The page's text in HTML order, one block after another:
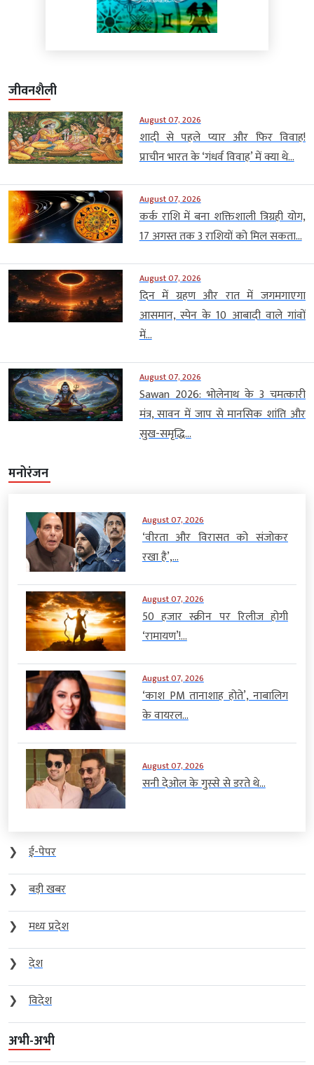
जीवनशैली
August 07, 2026
शादी से पहले प्यार और फिर विवाह!
प्राचीन भारत के ‘गंधर्व विवाह’ में क्या थे...
August 07, 2026
कर्क राशि में बना शक्तिशाली त्रिग्रही योग,
17 अगस्त तक 3 राशियों को मिल सकता...
August 07, 2026
दिन में ग्रहण और रात में जगमगाएगा
आसमान, स्पेन के 10 आबादी वाले गांवों
में...
August 07, 2026
Sawan 2026: भोलेनाथ के 3 चमत्कारी
मंत्र, सावन में जाप से मानसिक शांति और
सुख-समृद्धि...
मनोरंजन
August 07, 2026
‘वीरता और विरासत को संजोकर
रखा है’,...
August 07, 2026
50 हजार स्क्रीन पर रिलीज होगी
‘रामायण’!...
August 07, 2026
‘काश PM तानाशाह होते’, नाबालिग
के वायरल...
August 07, 2026
सनी देओल के गुस्से से डरते थे...
❯
ई-पेपर
❯
बड़ी खबर
❯
मध्य प्रदेश
❯
देश
❯
विदेश
अभी-अभी